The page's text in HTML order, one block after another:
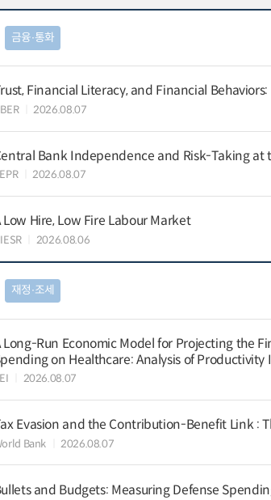
금융∙통화
Financial Literacy, and Financial
2026.08.07
Bank Independence and Risk-Taking at
2026.08.07
Low Hire, Low Fire Labour Market
2026.08.06
재정∙조세
Long-Run Economic Model for Projecting the
on Healthcare: Analysis of
2026.08.07
Evasion and the Contribution-Benefit Link :
Bank 2026.08.07
and Budgets: Measuring Defense